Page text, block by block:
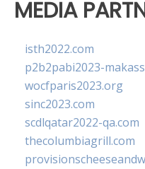
MEDIA
isth2022.com
p2b2pabi2023-
wocfparis2023.org
sinc2023.com
scdlqatar2022-qa.com
thecolumbiagrill.com